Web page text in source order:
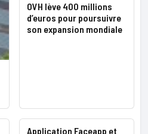
OVH lève 400 millions
d’euros pour poursuivre
son expansion mondiale
Application Faceapp et